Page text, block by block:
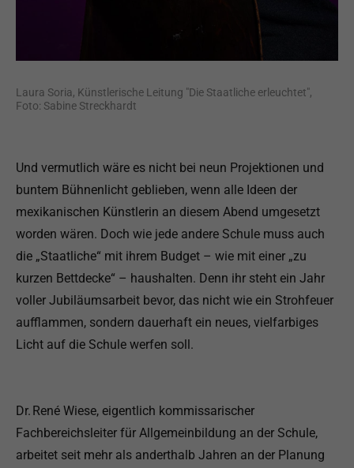
Laura Soria, Künstlerische Leitung "Die Staatliche erleuchtet",
Foto: Sabine Streckhardt
Und vermutlich wäre es nicht bei neun Projektionen und
buntem Bühnenlicht geblieben, wenn alle Ideen der
mexikanischen Künstlerin an diesem Abend umgesetzt
worden wären. Doch wie jede andere Schule muss auch
die „Staatliche“ mit ihrem Budget – wie mit einer „zu
kurzen Bettdecke“ – haushalten. Denn ihr steht ein Jahr
voller Jubiläumsarbeit bevor, das nicht wie ein Strohfeuer
aufflammen, sondern dauerhaft ein neues, vielfarbiges
Licht auf die Schule werfen soll.
Dr. René Wiese, eigentlich kommissarischer
Fachbereichsleiter für Allgemeinbildung an der Schule,
arbeitet seit mehr als anderthalb Jahren an der Planung